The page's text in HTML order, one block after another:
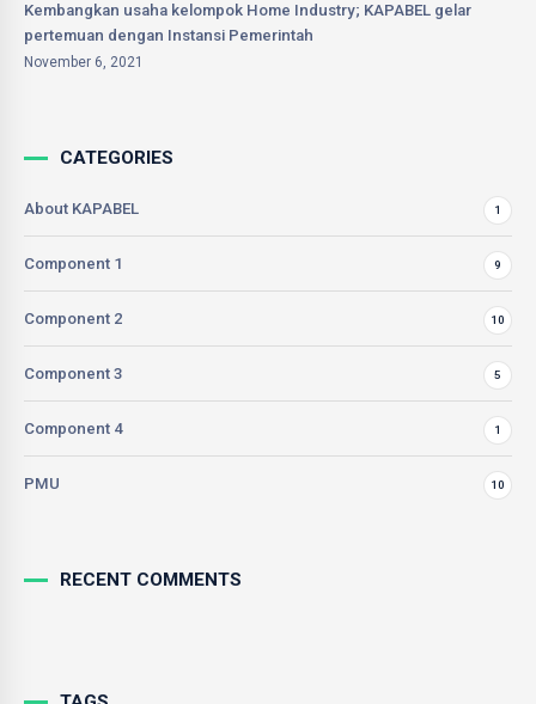
Kembangkan usaha kelompok Home Industry; KAPABEL gelar
pertemuan dengan Instansi Pemerintah
November 6, 2021
CATEGORIES
About KAPABEL 1
Component 1 9
Component 2 10
Component 3 5
Component 4 1
PMU 10
RECENT COMMENTS